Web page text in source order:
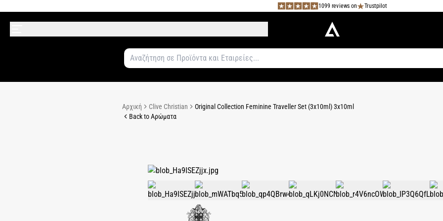
1099 reviews on Trustpilot
Αρχική Clive Christian
Original Collection Feminine Traveller Set (3x10ml) 3x10ml
Back to Αρώματα